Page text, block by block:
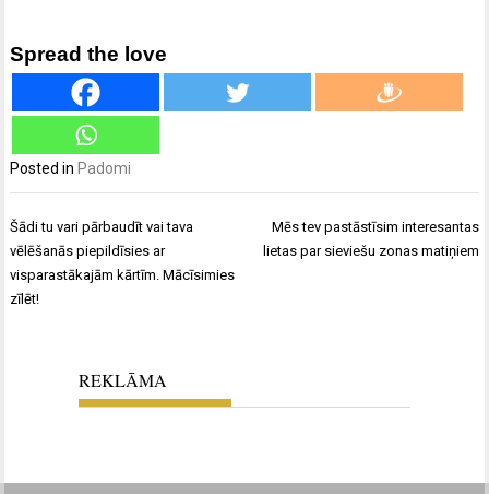
Spread the love
Posted in Padomi
Ziņu
izvēlne
Šādi tu vari pārbaudīt vai tava
vēlēšanās piepildīsies ar
visparastākajām kārtīm. Mācīsimies
zīlēt!
Mēs tev pastāstīsim interesantas
lietas par sieviešu zonas matiņiem
REKLĀMA